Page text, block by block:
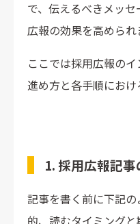
で、伝えるべきメッ
広報の効果を高められ
ここでは採用広報の
進め方と各手順におけ
1. 採用広報記
記事を書く前に下記